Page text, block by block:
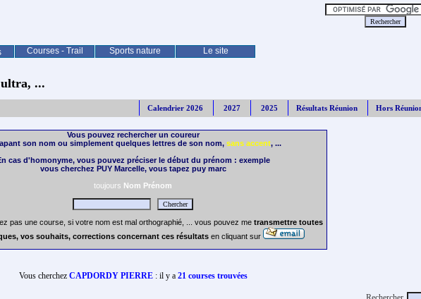
Courses - Trail Sports nature Le site
ultra, ...
Calendrier 2026 2027 2025 Résultats Réunion Hors
Vous pouvez rechercher un coureur
son nom ou simplement quelques lettres de son nom, sans accent, ...
cas d'homonyme, vous pouvez préciser le début du prénom : exemple
vous cherchez PUY Marcelle, vous tapez puy marc
toujours Nom Prénom
pas une course, si votre nom est mal orthographié, ... vous pouvez me transmettre toutes
vos souhaits, corrections concernant ces résultats en cliquant sur
Vous cherchez CAPDORDY PIERRE: il y a 21 courses trouvées